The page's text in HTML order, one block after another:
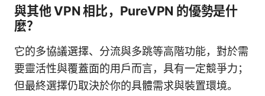
與其他 VPN 相比，PureVPN 的優勢是什
麼？
它的多協議選擇、分流與多跳等高階功能，對於需
要靈活性與覆蓋面的用戶而言，具有一定競爭力；
但最終選擇仍取決於你的具體需求與裝置環境。